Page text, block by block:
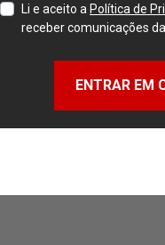
Li e aceito a Política de
receber comunicações
ENTRAR EM